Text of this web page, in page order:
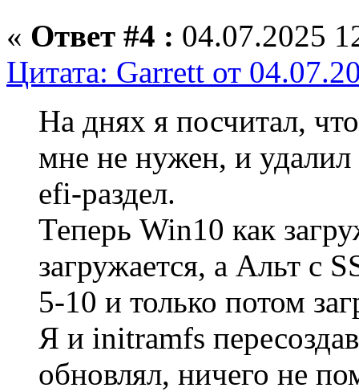
« Ответ #4 : 04.07.2025
Цитата: Garrett от
На днях я посчитал,
мне не нужен, и удалил
efi-раздел.
Теперь Win10 как
загружается, а Альт с
5-10 и только потом
Я и initramfs
обновлял, ничего не